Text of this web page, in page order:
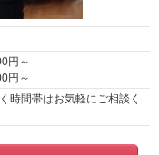
円～
円～
時間帯はお気軽にご相談く